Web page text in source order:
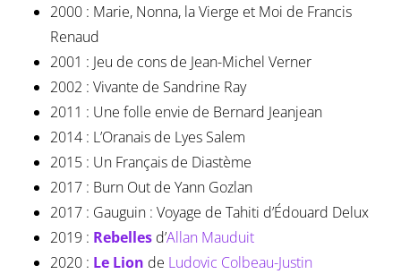
2000 : Marie, Nonna, la Vierge et Moi de Francis
Renaud
2001 : Jeu de cons de Jean-Michel Verner
2002 : Vivante de Sandrine Ray
2011 : Une folle envie de Bernard Jeanjean
2014 : L’Oranais de Lyes Salem
2015 : Un Français de Diastème
2017 : Burn Out de Yann Gozlan
2017 : Gauguin : Voyage de Tahiti d’Édouard Delux
2019 : Rebellesd’Allan Mauduit
2020 : Le Lion de Ludovic Colbeau-Justin